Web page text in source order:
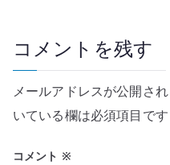
ー
シ
ョ
ン
コメントを残す
メールアドレスが公開さ
いている欄は必須項目です
コメント ※